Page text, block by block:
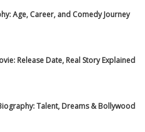
Age, Career, and Comedy Journey
Release Date, Real Story Explained
Talent, Dreams & Bollywood